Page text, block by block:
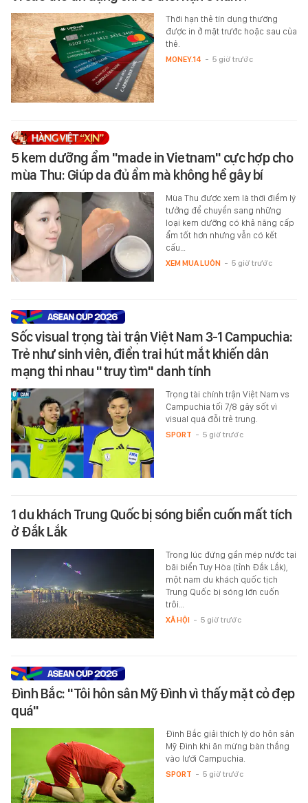
Thời hạn thẻ tín dụng thường
được in ở mặt trước hoặc sau của
thẻ.
MONEY.14 - 5 giờ trước
5 kem dưỡng ẩm "made in Vietnam" cực hợp cho
mùa Thu: Giúp da đủ ẩm mà không hề gây bí
Mùa Thu được xem là thời điểm lý
tưởng để chuyển sang những
loại kem dưỡng có khả năng cấp
ẩm tốt hơn nhưng vẫn có kết
cấu…
XEM MUA LUÔN - 5 giờ trước
Sốc visual trọng tài trận Việt Nam 3-1 Campuchia:
Trẻ như sinh viên, điển trai hút mắt khiến dân
mạng thi nhau "truy tìm" danh tính
Trọng tài chính trận Việt Nam vs
Campuchia tối 7/8 gây sốt vì
visual quá đỗi trẻ trung.
SPORT - 5 giờ trước
1 du khách Trung Quốc bị sóng biển cuốn mất tích
ở Đắk Lắk
Trong lúc đứng gần mép nước tại
bãi biển Tuy Hòa (tỉnh Đắk Lắk),
một nam du khách quốc tịch
Trung Quốc bị sóng lớn cuốn
trôi…
XÃ HỘI - 5 giờ trước
Đình Bắc: "Tôi hôn sân Mỹ Đình vì thấy mặt cỏ đẹp
quá"
Đình Bắc giải thích lý do hôn sân
Mỹ Đình khi ăn mừng bàn thắng
vào lưới Campuchia.
SPORT - 5 giờ trước